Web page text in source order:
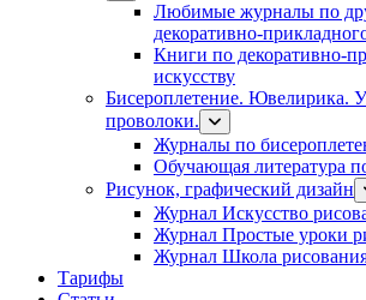
Любимые журналы по
декоративно-
Книги по декоративно-
искусству
Бисероплетение. Ювелирика.
проволоки.
Журналы по
Обучающая литература
Рисунок, графический дизайн
Журнал Искусство
Журнал Простые уроки
Журнал Школа
Тарифы